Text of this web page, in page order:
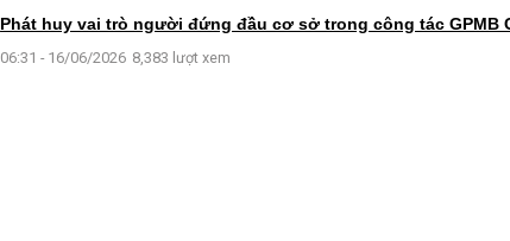
Phát huy vai trò người đứng đầu cơ sở trong công tác GPMB
06:31 - 16/06/2026 8,383 lượt xem